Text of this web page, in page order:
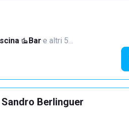
· Bar·e altri 5…
Berlinguer